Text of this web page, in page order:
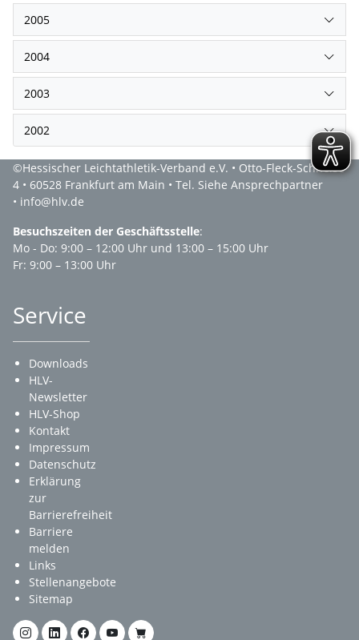
2005
2004
2003
2002
©Hessischer Leichtathletik-Verband e.V. • Otto-Fleck-Schneise
4 • 60528 Frankfurt am Main • Tel. Siehe Ansprechpartner
• info@hlv.de
Besuchszeiten der Geschäftsstelle:
Mo - Do: 9:00 – 12:00 Uhr und 13:00 – 15:00 Uhr
Fr: 9:00 – 13:00 Uhr
Service
Downloads
HLV-
Newsletter
HLV-Shop
Kontakt
Impressum
Datenschutz
Erklärung
zur
Barrierefreiheit
Barriere
melden
Links
Stellenangebote
Sitemap